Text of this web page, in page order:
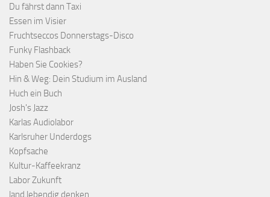
Du fährst dann Taxi
Essen im Visier
Fruchtseccos Donnerstags-Disco
Funky Flashback
Haben Sie Cookies?
Hin & Weg: Dein Studium im Ausland
Huch ein Buch
Josh's Jazz
Karlas Audiolabor
Karlsruher Underdogs
Kopfsache
Kultur-Kaffeekranz
Labor Zukunft
land.lebendig denken